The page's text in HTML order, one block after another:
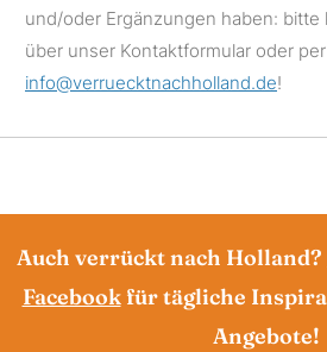
und/oder Ergänzungen haben: bitte
über unser Kontaktformular oder
info@verruecktnachholland.de!
Auch verrückt nach Holland?
Facebookfür tägliche
Angebote!